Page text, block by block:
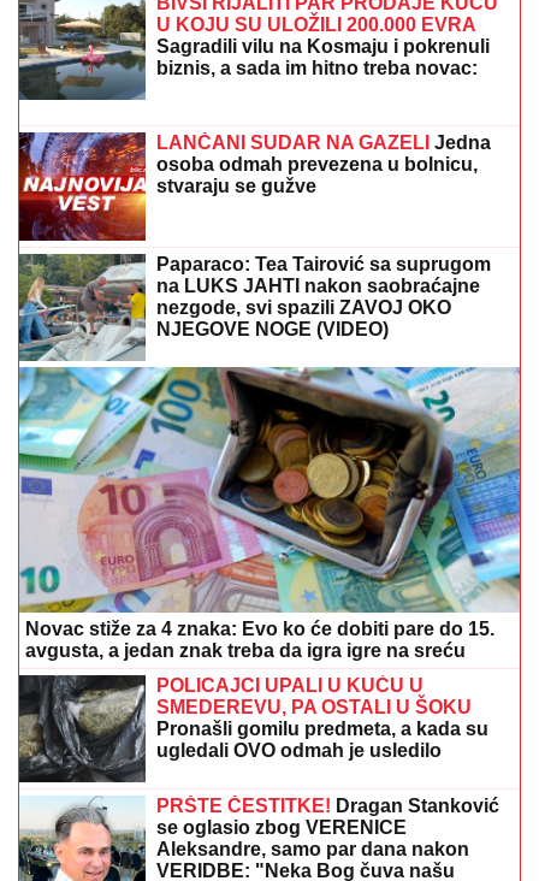
MILICA NAMAMILA PEKARA (73) ZBOG INTIMNIH
ODNOSA, PA GA ZVERSKI MUČILA DO SMRTI!
Otkrivamo detalje ubistva na Karaburmi koji LEDE
KRV: Izdahnuo u najgorim mukama dok su ga
osumnjičeni pljačkali
MAĐAR SE HITNO OBRATIO
GRAĐANIMA:Evo šta im je poručio
KREDIT ILI KORPORATIVNE
OBVEZNICE?Stručnjak objašnjava
šta kompanije najčešće previde kad
biraju izvor finansiranja
SUDARILI SE PUTNIČKI I TERETNI VOZ KOD